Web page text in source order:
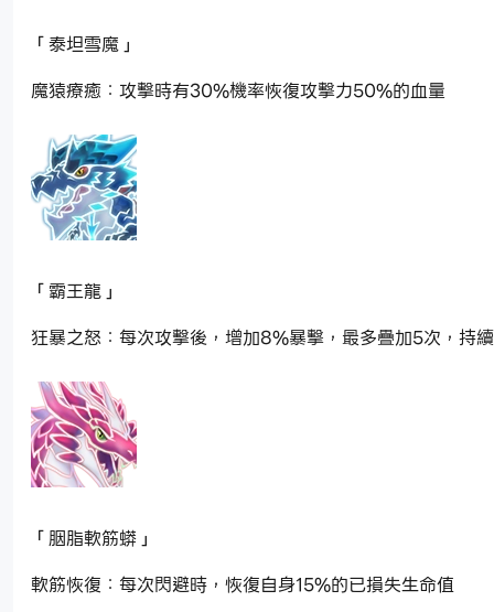
「泰坦雪魔」
魔猿療癒：攻擊時有30%機率恢復攻擊力50%的血量
「霸王龍」
狂暴之怒：每次攻擊後，增加8%暴擊，最多疊加5次，持
「胭脂軟筋蟒」
軟筋恢復：每次閃避時，恢復自身15%的已損失生命值